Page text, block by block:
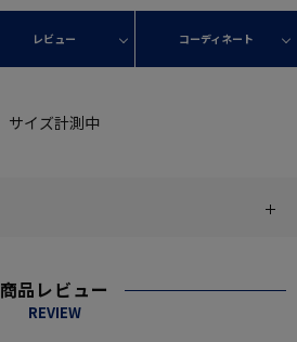
レビュー コーディネート
サイズ計測中
商品レビュー
REVIEW